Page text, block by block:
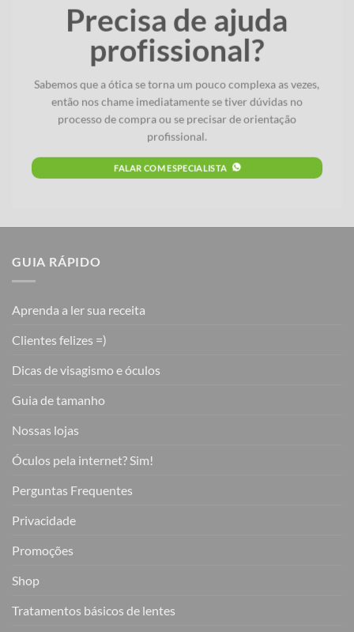
Precisa de ajuda
profissional?
Sabemos que a ótica se torna um pouco complexa as vezes,
então nos chame imediatamente se tiver dúvidas no
processo de compra ou se precisar de orientação
profissional.
FALAR COM ESPECIALISTA
GUIA RÁPIDO
Aprenda a ler sua receita
Clientes felizes =)
Dicas de visagismo e óculos
Guia de tamanho
Nossas lojas
Óculos pela internet? Sim!
Perguntas Frequentes
Privacidade
Promoções
Shop
Tratamentos básicos de lentes